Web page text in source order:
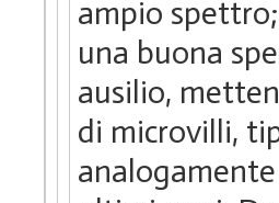
ampio
una buona
ausilio,
di microvilli,